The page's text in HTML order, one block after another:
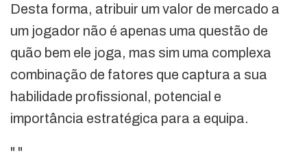
Desta forma, atribuir um valor de mercado a
um jogador não é apenas uma questão de
quão bem ele joga, mas sim uma complexa
combinação de fatores que captura a sua
habilidade profissional, potencial e
importância estratégica para a equipa.
" "